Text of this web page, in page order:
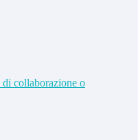
collaborazione o